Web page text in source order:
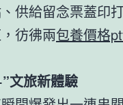
供給留念票蓋印
彷彿兩包養價格
文旅新體驗